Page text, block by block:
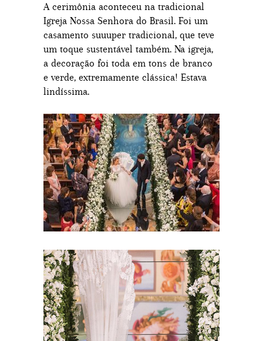
A cerimônia aconteceu na tradicional
Igreja Nossa Senhora do Brasil. Foi um
casamento suuuper tradicional, que teve
um toque sustentável também. Na igreja,
a decoração foi toda em tons de branco
e verde, extremamente clássica! Estava
lindíssima.